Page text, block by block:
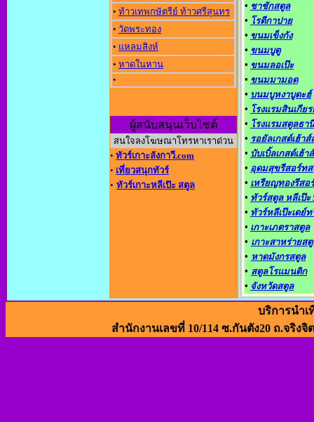
• ท้าวเทพกษัตรีย์ ท้าวศรีสุนทร
• วัดพระทอง
• แหลมสิงห์
• หาดในหาน
•
ผู้สนับสนุนเว็บไซต์
สนใจลงโฆษณาโทรหาเราด่วน
• ทัวร์เกาะลังกาวี.com
• เที่ยวสนุกทัวร์
• ทัวร์เกาะหลีเป๊ะ สตูล
• ชาชักสตูล
• โรตีกาปาย
• ขนมเข็งกัง
• ขนมบูตู
• ขนมลอเป๊ะ
• ขนมมามอด
• บนมบูหงาบูดะฮ์
• โรงแรมสินเกีย
• โรงแรมสตูลธานี
• รอยัลเกสต์เฮ้าส์
• บับเบิ้ลเกสต์เฮ้าส์
• อุดมสุขรีสอร์ท
• เหรียญทองรีสอ
• ทัวร์สตูล หลีเป๊ะ
• ทัวร์หลีเป๊ะเดย์ท
• เกาะเภตราสตูล
• เกาะสาหร่ายส
• หาดมังกรสตูล
• สตูลโรแมนติก
• จังหวัดสตูล
บริการนำเ
สำนักงานเลขที่ 10/114 ซ.กันตัง20 ถ.จริงจิ